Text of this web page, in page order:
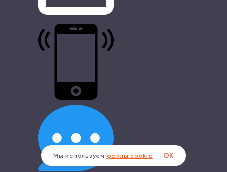
Мы используем файлы cookie ОК